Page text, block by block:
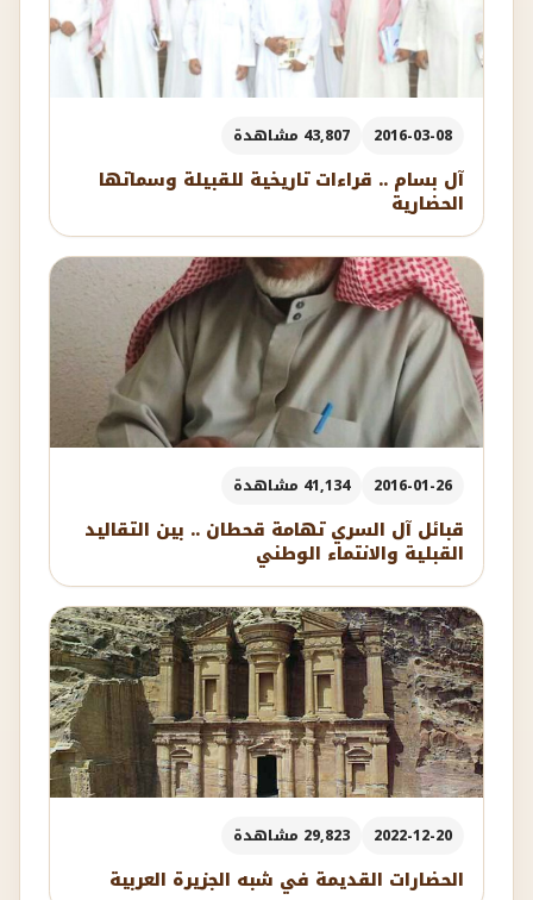
2016-03-08 43,807 مشاهدة
آل بسام .. قراءات تاريخية للقبيلة وسماتها
الحضارية
2016-01-26 41,134 مشاهدة
قبائل آل السري تهامة قحطان .. بين التقاليد
القبلية والانتماء الوطني
2022-12-20 29,823 مشاهدة
الحضارات القديمة في شبه الجزيرة العربية